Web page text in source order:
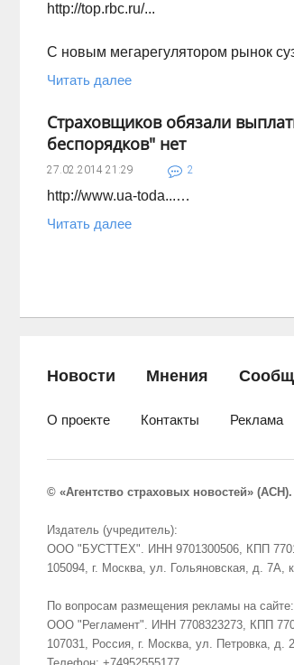
http://top.rbc.ru/...
С новым мегарегулятором рынок
Читать далее
Страховщиков обязали
беспорядков" нет
27.02.2014 21:29 2
http://www.ua-toda...…
Читать далее
Новости Мнения
О проекте Контакты Реклама
© «Агентство страховых новостей» (АСН).
Издатель (учредитель):
ООО "БУСТТЕХ". ИНН 9701300506, КПП
105094, г. Москва, ул. Гольяновская, д. 7А,
По вопросам размещения рекламы на сайте:
ООО "Регламент". ИНН 7708323273, КПП
107031, Россия, г. Москва, ул. Петровка, д.